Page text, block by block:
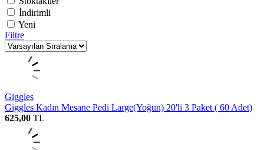
İndirimli
Yeni
Filtre
Giggles
Giggles Kadın Mesane Pedi Large(Yoğun) 20'li 3 Paket ( 60 Adet)
625,00 TL